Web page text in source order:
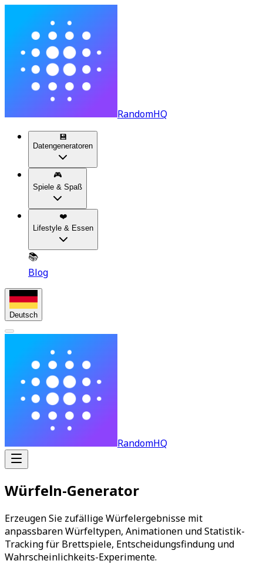
RandomHQ
💾
Datengeneratoren
🎮
Spiele & Spaß
❤️
Lifestyle & Essen
📚
Blog
Deutsch
RandomHQ
Würfeln-Generator
Erzeugen Sie zufällige Würfelergebnisse mit
anpassbaren Würfeltypen, Animationen und Statistik-
Tracking für Brettspiele, Entscheidungsfindung und
Wahrscheinlichkeits-Experimente.